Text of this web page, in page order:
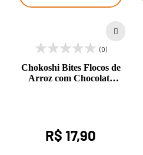
(0)
Chokoshi Bites Flocos de
Arroz com Chocolate
R$ 17,90